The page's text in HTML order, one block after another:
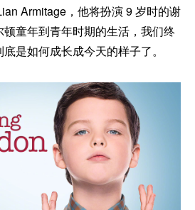
Armitage，他将扮演 9 岁时的谢
童年到青年时期的生活，我们终
是如何成长成今天的样子了。